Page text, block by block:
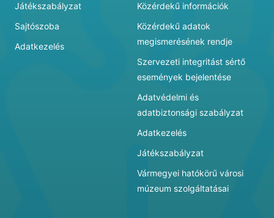
Játékszabályzat
Sajtószoba
Adatkezelés
Közérdekű információk
Közérdekű adatok
megismerésének rendje
Szervezeti integritást sértő
események bejelentése
Adatvédelmi és
adatbiztonsági szabályzat
Adatkezelés
Játékszabályzat
Vármegyei hatókörű városi
múzeum szolgáltatásai